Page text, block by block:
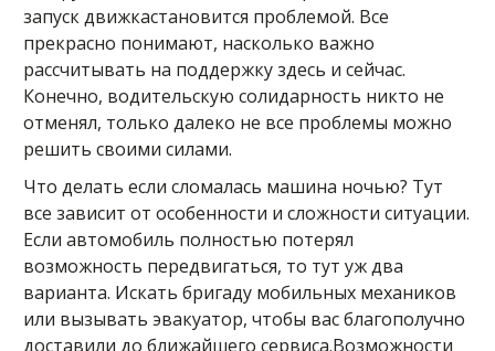
запуск движкастановится проблемой. Все
прекрасно понимают, насколько важно
рассчитывать на поддержку здесь и сейчас.
Конечно, водительскую солидарность никто не
отменял, только далеко не все проблемы можно
решить своими силами.
Что делать если сломалась машина ночью? Тут
все зависит от особенности и сложности ситуации.
Если автомобиль полностью потерял
возможность передвигаться, то тут уж два
варианта. Искать бригаду мобильных механиков
или вызывать эвакуатор, чтобы вас благополучно
доставили до ближайшего сервиса.Возможности